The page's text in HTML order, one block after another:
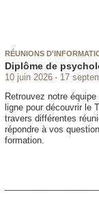
RÉUNIONS
Diplôme de
10 juin 2026
17
Retrouvez notre
ligne pour découvrir le
travers différentes
répondre à vos
formation.